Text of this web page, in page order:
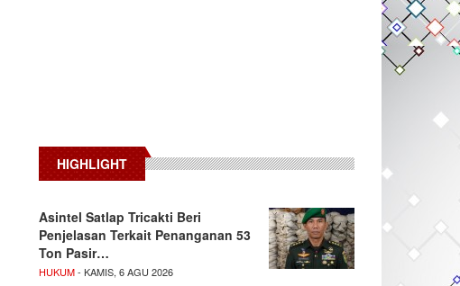
HIGHLIGHT
Asintel Satlap Tricakti Beri
Penjelasan Terkait Penanganan 53
Ton Pasir…
HUKUM- KAMIS, 6 AGU 2026